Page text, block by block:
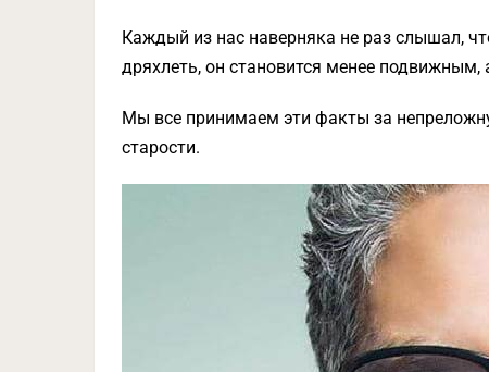
Каждый из нас наверняка не раз слышал,
дряхлеть, он становится менее подвижным,
Мы все принимаем эти факты за
старости.